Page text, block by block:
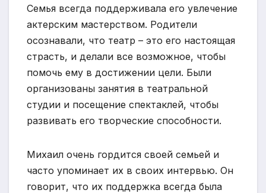
Семья всегда поддерживала его увлечение
актерским мастерством. Родители
осознавали, что театр – это его настоящая
страсть, и делали все возможное, чтобы
помочь ему в достижении цели. Были
организованы занятия в театральной
студии и посещение спектаклей, чтобы
развивать его творческие способности.
Михаил очень гордится своей семьей и
часто упоминает их в своих интервью. Он
говорит, что их поддержка всегда была